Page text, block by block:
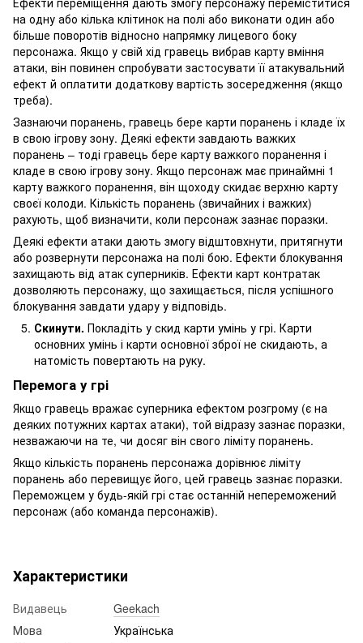
на одну або кілька клітинок на полі або виконати один або
більше поворотів відносно напрямку лицевого боку
персонажа. Якщо у свій хід гравець вибрав карту вміння
атаки, він повинен спробувати застосувати її атакувальний
ефект й оплатити додаткову вартість зосередження (якщо
треба).
Зазнаючи поранень, гравець бере карти поранень і кладе їх
в свою ігрову зону. Деякі ефекти завдають важких
поранень – тоді гравець бере карту важкого поранення і
кладе в свою ігрову зону. Якщо персонаж має принаймні 1
карту важкого поранення, він щоходу скидає верхню карту
своєї колоди. Кількість поранень (звичайних і важких)
рахують, щоб визначити, коли персонаж зазнає поразки.
Деякі ефекти атаки дають змогу відштовхнути, притягнути
або розвернути персонажа на полі бою. Ефекти блокування
захищають від атак суперників. Ефекти карт контратак
дозволяють персонажу, що захищається, після успішного
блокування завдати удару у відповідь.
Скинути. Покладіть у скид карти умінь у грі. Карти
основних умінь і карти основної зброї не скидають, а
натомість повертають на руку.
Перемога у грі
Якщо гравець вражає суперника ефектом розгрому (є на
деяких потужних картах атаки), той відразу зазнає поразки,
незважаючи на те, чи досяг він свого ліміту поранень.
Якщо кількість поранень персонажа дорівнює ліміту
поранень або перевищує його, цей гравець зазнає поразки.
Переможцем у будь-якій грі стає останній непереможений
персонаж (або команда персонажів).
Характеристики
Видавець
Geekach
Мова
Українська